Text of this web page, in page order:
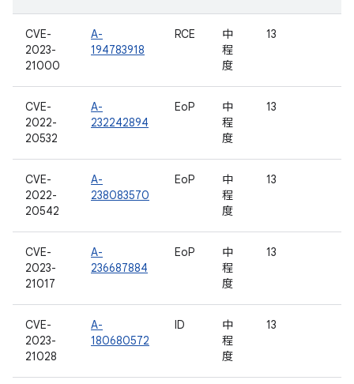
CVE-
2023-
21000
A-
194783918
RCE
中
程
度
13
CVE-
2022-
20532
A-
232242894
EoP
中
程
度
13
CVE-
2022-
20542
A-
238083570
EoP
中
程
度
13
CVE-
2023-
21017
A-
236687884
EoP
中
程
度
13
CVE-
2023-
21028
A-
180680572
ID
中
程
度
13